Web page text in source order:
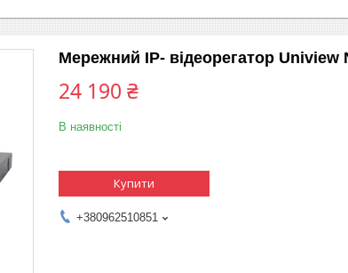
Мережний IP- відеорегатор Uniview
24 190 ₴
В наявності
Купити
+380962510851